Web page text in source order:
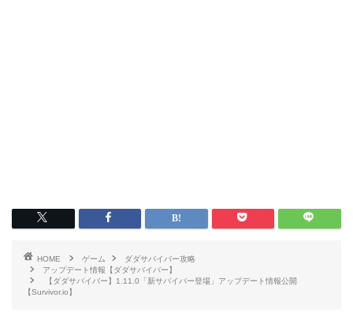
HOME ゲーム
ダダサバイバー攻略
アップデート情報【ダダサバイバー】
【ダダサバイバー】1.11.0「新サバイバー登場」アップデート情報公開
【Survivor.io】